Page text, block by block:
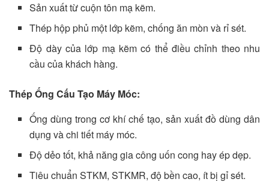
Sản xuất từ cuộn tôn mạ kẽm.
Thép hộp phủ một lớp kẽm, chống ăn mòn và rỉ sét.
Độ dày của lớp mạ kẽm có thể điều chỉnh theo nhu
cầu của khách hàng.
Thép Ống Cấu Tạo Máy Móc:
Ống dùng trong cơ khí chế tạo, sản xuất đồ dùng dân
dụng và chi tiết máy móc.
Độ dẻo tốt, khả năng gia công uốn cong hay ép dẹp.
Tiêu chuẩn STKM, STKMR, độ bền cao, ít bị gỉ sét.